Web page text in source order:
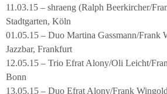
11.03.15 – shraeng (Ralph Beerkircher/
Stadtgarten, Köln
01.05.15 – Duo Martina Gassmann/Frank
Jazzbar, Frankfurt
12.05.15 – Trio Efrat Alony/Oli Leicht/
Bonn
13.05.15 – Duo Efrat Alony/Frank